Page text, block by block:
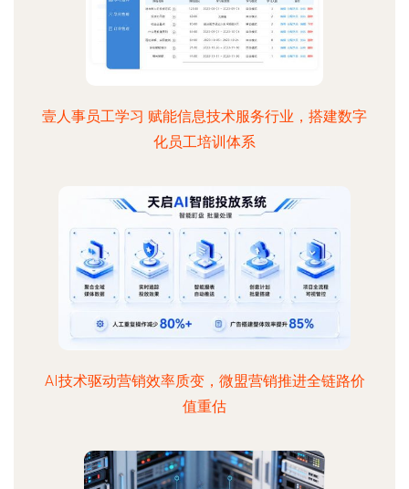
壹人事员工学习 赋能信息技术服务行业，搭建数字
化员工培训体系
AI技术驱动营销效率质变，微盟营销推进全链路价
值重估